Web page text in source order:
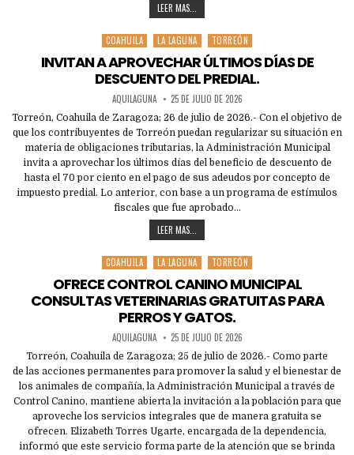
LEER MAS...
Posted
in
COAHUILA LA LAGUNA TORREÓN
INVITAN A APROVECHAR ÚLTIMOS DÍAS DE
DESCUENTO DEL PREDIAL.
AQUILAGUNA 25 DE JULIO DE 2026
Torreón, Coahuila de Zaragoza; 26 de julio de 2026.- Con el objetivo de
que los contribuyentes de Torreón puedan regularizar su situación en
materia de obligaciones tributarias, la Administración Municipal
invita a aprovechar los últimos días del beneficio de descuento de
hasta el 70 por ciento en el pago de sus adeudos por concepto de
impuesto predial. Lo anterior, con base a un programa de estímulos
fiscales que fue aprobado…
LEER MAS...
Posted
in
COAHUILA LA LAGUNA TORREÓN
OFRECE CONTROL CANINO MUNICIPAL
CONSULTAS VETERINARIAS GRATUITAS PARA
PERROS Y GATOS.
AQUILAGUNA 25 DE JULIO DE 2026
Torreón, Coahuila de Zaragoza; 25 de julio de 2026.- Como parte
de las acciones permanentes para promover la salud y el bienestar de
los animales de compañía, la Administración Municipal a través de
Control Canino, mantiene abierta la invitación a la población para que
aproveche los servicios integrales que de manera gratuita se
ofrecen. Elizabeth Torres Ugarte, encargada de la dependencia,
informó que este servicio forma parte de la atención que se brinda